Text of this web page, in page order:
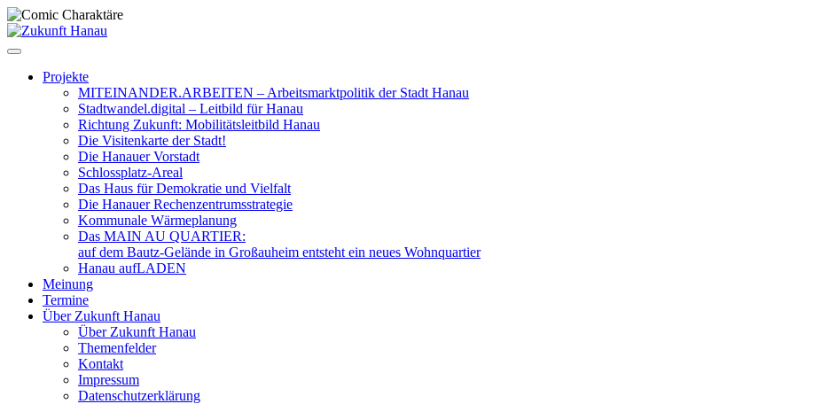
Zum
Projekte
MITEINANDER.ARBEITEN – Arbeitsmarktpolitik der Stadt Hanau
Stadtwandel.digital – Leitbild für Hanau
Richtung Zukunft: Mobilitätsleitbild Hanau
Die Visitenkarte der Stadt!
Die Hanauer Vorstadt
Schlossplatz-Areal
Das Haus für Demokratie und Vielfalt
Die Hanauer Rechenzentrumsstrategie
Kommunale Wärmeplanung
Das MAIN AU QUARTIER:
auf dem Bautz-Gelände in Großauheim entsteht ein neues Wohnquartier
Hanau aufLADEN
Meinung
Termine
Über Zukunft Hanau
Über Zukunft Hanau
Themenfelder
Kontakt
Impressum
Datenschutzerklärung